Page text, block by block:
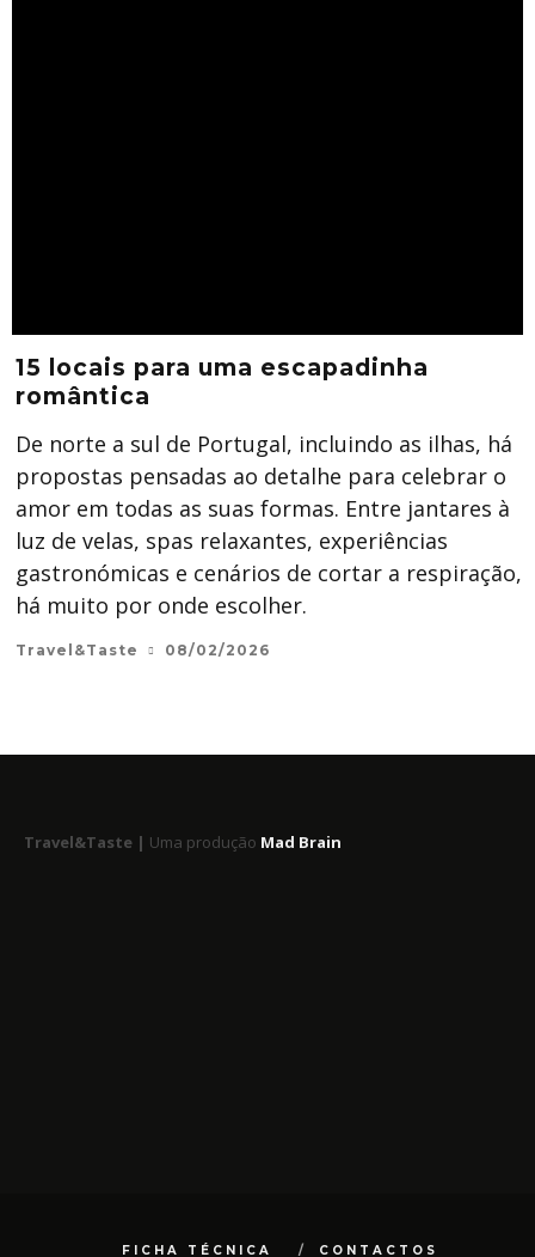
15 locais para uma escapadinha
romântica
De norte a sul de Portugal, incluindo as ilhas, há
propostas pensadas ao detalhe para celebrar o
amor em todas as suas formas. Entre jantares à
luz de velas, spas relaxantes, experiências
gastronómicas e cenários de cortar a respiração,
há muito por onde escolher.
Travel&Taste 08/02/2026
Travel&Taste | Uma produção Mad Brain
FICHA TÉCNICA CONTACTOS